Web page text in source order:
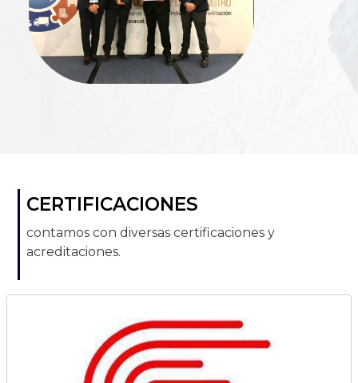
CERTIFICACIONES
contamos con diversas certificaciones y
acreditaciones.